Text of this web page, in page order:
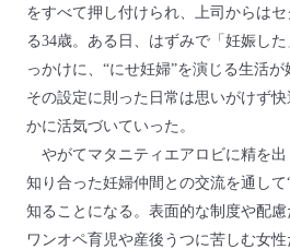
をすべて押し付けられ、上司からは
る34歳。ある日、はずみで「妊娠し
っかけに、“にせ妊婦”を演じる生活
その設定に則った日常は思いがけず
かに活気づいていった。
やがてマタニティエアロビに精を
知り合った妊婦仲間との交流を通し
知ることになる。表面的な制度や配慮
ワンオペ育児や産後うつに苦しむ女